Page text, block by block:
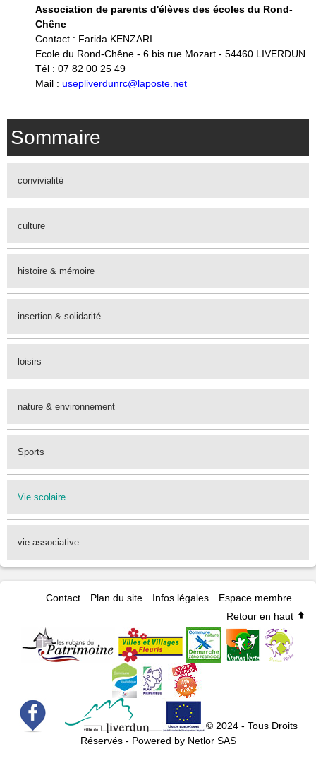
Association de parents d'élèves des écoles du Rond-
Chêne
Contact : Farida KENZARI
Ecole du Rond-Chêne - 6 bis rue Mozart - 54460 LIVERDUN​
Tél : 07 82 00 25 49
Mail : usepliverdunrc@laposte.net
Sommaire
convivialité
culture
histoire & mémoire
insertion & solidarité
loisirs
nature & environnement
Sports
Vie scolaire
vie associative
Contact Plan du site Infos légales
Espace membre
Retour en haut
© 2024 - Tous Droits
Réservés - Powered by Netlor SAS